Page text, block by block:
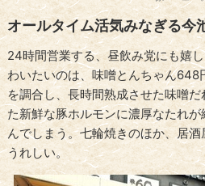
オールタイム活気みなぎる今
24時間営業する、昼飲み党にも嬉
わいたいのは、味噌とんちゃん648
を調合し、長時間熟成させた味噌
た新鮮な豚ホルモンに濃厚なたれ
んでしまう。七輪焼きのほか、居
うれしい。